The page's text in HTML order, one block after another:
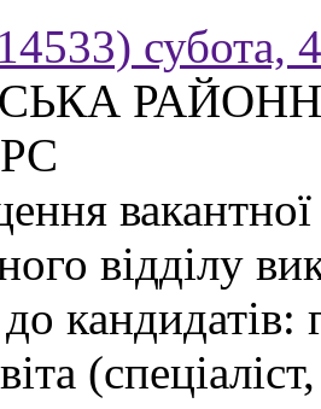
субота,
відділу
кандидатів: